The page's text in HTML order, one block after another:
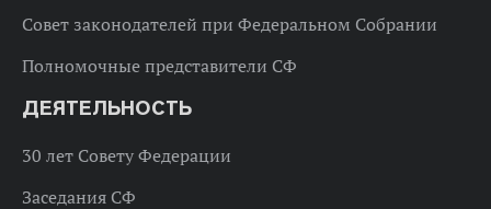
Совет законодателей при Федеральном Собрании
Полномочные представители СФ
ДЕЯТЕЛЬНОСТЬ
30 лет Совету Федерации
Заседания СФ